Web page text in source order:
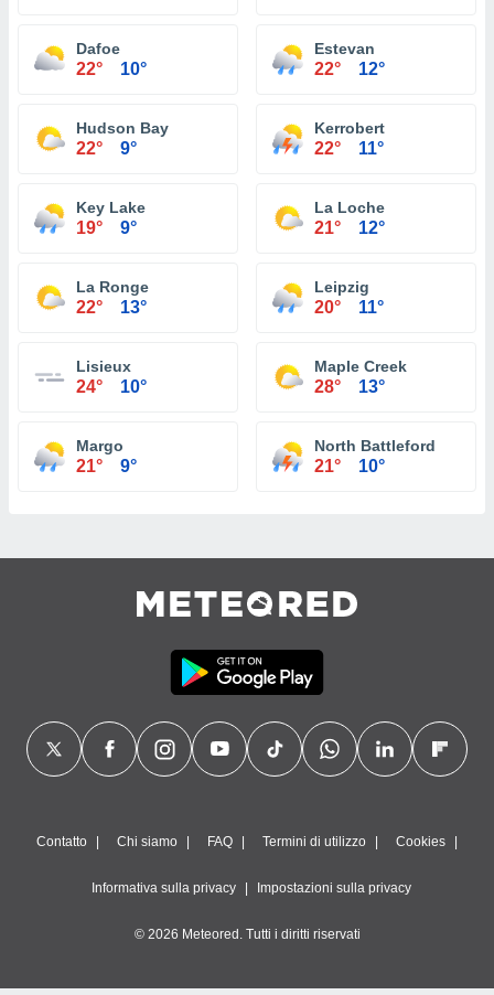
Dafoe
22° 10°
Estevan
22° 12°
Hudson Bay
22° 9°
Kerrobert
22° 11°
Key Lake
19° 9°
La Loche
21° 12°
La Ronge
22° 13°
Leipzig
20° 11°
Lisieux
24° 10°
Maple Creek
28° 13°
Margo
21° 9°
North Battleford
21° 10°
Contatto Chi siamo FAQ Termini di utilizzo Cookies
Informativa sulla privacy Impostazioni sulla privacy
© 2026 Meteored. Tutti i diritti riservati